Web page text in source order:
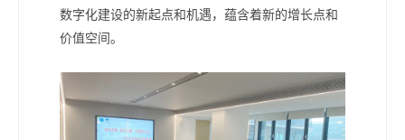
数字化建设的新起点和机遇，蕴含着新的增长点和
价值空间。